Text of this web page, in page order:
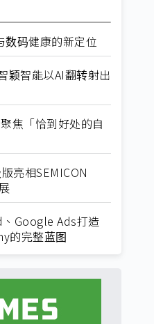
数码健康的新定位
颖智能以AI翻转射出
焦「恰到好处的自
亮相SEMICON
Google Ads打造
的完整蓝图